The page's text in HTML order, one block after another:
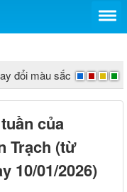
đổi màu sắc
của
Trạch (từ
10/01/2026)